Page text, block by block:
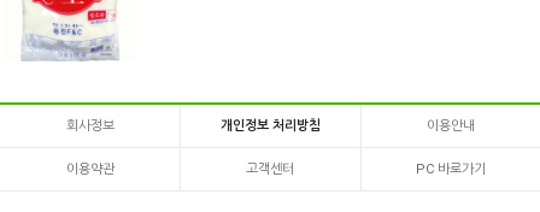
회사정보 개인정보 처리방침 이용안내
이용약관 고객센터 PC 바로가기